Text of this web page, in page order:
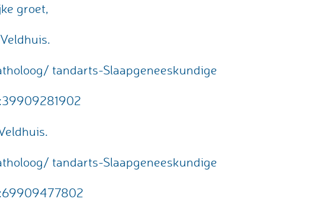
groet,
tandarts-Slaapgeneeskundige
tandarts-Slaapgeneeskundige